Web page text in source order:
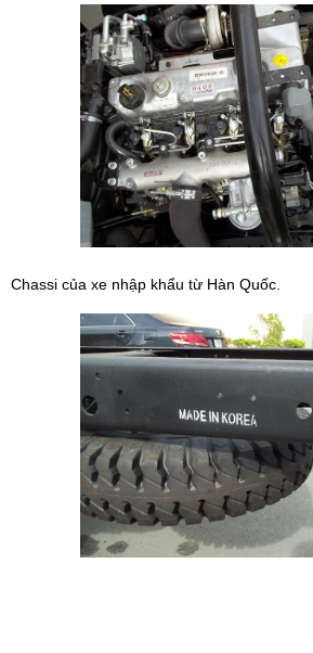
Chassi của xe nhập khẩu từ Hàn Quốc.